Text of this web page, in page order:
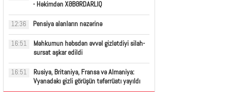
- Həkimdən XƏBƏRDARLIQ
12:36 Pensiya alanların nəzərinə
16:51
Məhkumun həbsdən əvvəl gizlətdiyi silah-
sursat aşkar edildi
16:51
Rusiya, Britaniya, Fransa və Almaniya:
Vyanadakı gizli görüşün təfərrüatı yayıldı